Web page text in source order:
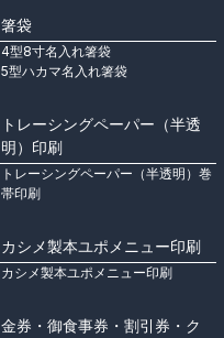
箸袋
4型8寸名入れ箸袋
5型ハカマ名入れ箸袋
トレーシングペーパー（半透
明）印刷
トレーシングペーパー（半透明）巻
帯印刷
カシメ製本ユポメニュー印刷
カシメ製本ユポメニュー印刷
金券・御食事券・割引券・ク